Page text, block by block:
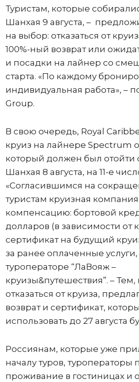
Туристам, которые
Шанхая 9 августа, –
на выбор: отказаться от
100%-ный возврат или
и посадки на лайнер со
старта. «По каждому
индивидуальная работа», –
Group.
В свою очередь, Royal
круиз на лайнере Spectrum
который должен был отойти
Шанхая 8 августа, на 11-е
«Согласившимся на
туристам круизная
компенсацию: бортовой
долларов (в зависимости от
сертификат на будущий
за ранее оплаченные услуги,
туроператоре “ЛаВояж –
круизы&путешествия”. –
отказаться от круиза,
возврат и сертификат,
использовать до 27 августа
Россиянам, которые уже
началу туров, туроператоры
проживание в гостиницах и